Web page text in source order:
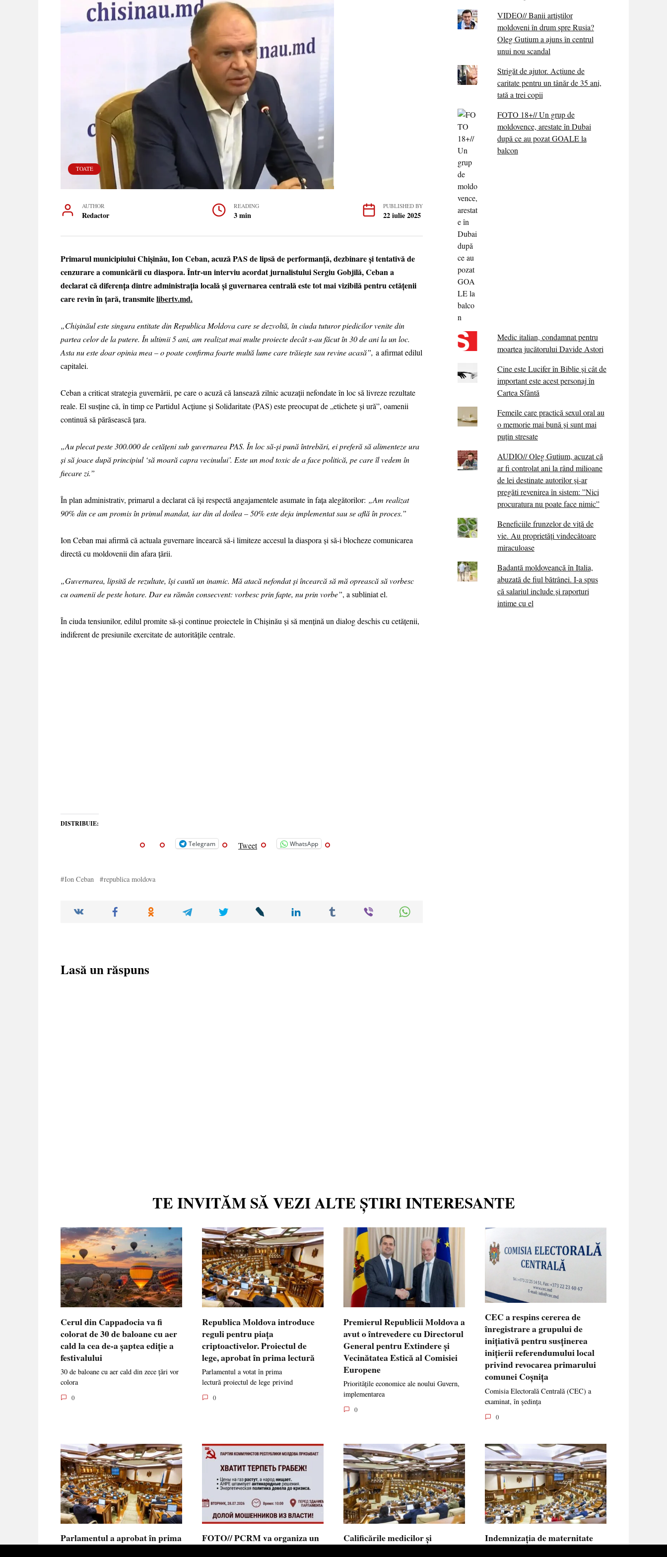
TOATE
AUTHOR
Redactor
READING
3 min
PUBLISHED BY
22 iulie 2025
Primarul municipiului Chișinău, Ion Ceban, acuză PAS de lipsă de performanță, dezbinare și tentativă de
cenzurare a comunicării cu diaspora. Într-un interviu acordat jurnalistului Sergiu Gobjilă, Ceban a
declarat că diferența dintre administrația locală și guvernarea centrală este tot mai vizibilă pentru cetățenii
care revin în țară, transmitelibertv.md.
„Chișinăul este singura entitate din Republica Moldova care se dezvoltă, în ciuda tuturor piedicilor venite din
partea celor de la putere. În ultimii 5 ani, am realizat mai multe proiecte decât s-au făcut în 30 de ani la un loc.
Asta nu este doar opinia mea – o poate confirma foarte multă lume care trăiește sau revine acasă”, a afirmat edilul
capitalei.
Ceban a criticat strategia guvernării, pe care o acuză că lansează zilnic acuzații nefondate în loc să livreze rezultate
reale. El susține că, în timp ce Partidul Acțiune și Solidaritate (PAS) este preocupat de „etichete și ură”, oamenii
continuă să părăsească țara.
„Au plecat peste 300.000 de cetățeni sub guvernarea PAS. În loc să-și pună întrebări, ei preferă să alimenteze ura
și să joace după principiul ‘să moară capra vecinului’. Este un mod toxic de a face politică, pe care îl vedem în
fiecare zi.”
În plan administrativ, primarul a declarat că își respectă angajamentele asumate în fața alegătorilor: „Am realizat
90% din ce am promis în primul mandat, iar din al doilea – 50% este deja implementat sau se află în proces.”
Ion Ceban mai afirmă că actuala guvernare încearcă să-i limiteze accesul la diaspora și să-i blocheze comunicarea
directă cu moldovenii din afara țării.
„Guvernarea, lipsită de rezultate, își caută un inamic. Mă atacă nefondat și încearcă să mă oprească să vorbesc
cu oamenii de peste hotare. Dar eu rămân consecvent: vorbesc prin fapte, nu prin vorbe”, a subliniat el.
În ciuda tensiunilor, edilul promite să-și continue proiectele în Chișinău și să mențină un dialog deschis cu cetățenii,
indiferent de presiunile exercitate de autoritățile centrale.
DISTRIBUIE:
Telegram Tweet WhatsApp
Ion Ceban republica moldova
Lasă un răspuns
VIDEO// Banii artiștilor
moldoveni în drum spre Rusia?
Oleg Gutium a ajuns în centrul
unui nou scandal
Strigăt de ajutor. Acțiune de
caritate pentru un tânăr de 35 ani,
tată a trei copii
FOTO 18+// Un grup de
moldovence, arestate în Dubai
după ce au pozat GOALE la
balcon
Medic italian, condamnat pentru
moartea jucătorului Davide Astori
Cine este Lucifer în Biblie și cât de
important este acest personaj în
Cartea Sfântă
Femeile care practică sexul oral au
o memorie mai bună și sunt mai
puțin stresate
AUDIO// Oleg Gutium, acuzat că
ar fi controlat ani la rând milioane
de lei destinate autorilor și-ar
pregăti revenirea în sistem: ”Nici
procuratura nu poate face nimic”
Beneficiile frunzelor de viță de
vie. Au proprietăţi vindecătoare
miraculoase
Badantă moldoveancă în Italia,
abuzată de fiul bătrânei. I-a spus
că salariul include și raporturi
intime cu el
TE INVITĂM SĂ VEZI ALTE ȘTIRI INTERESANTE
Cerul din Cappadocia va fi
colorat de 30 de baloane cu aer
cald la cea de-a șaptea ediție a
festivalului
30 de baloane cu aer cald din zece țări vor
colora
0
Republica Moldova introduce
reguli pentru piața
criptoactivelor. Proiectul de
lege, aprobat în prima lectură
Parlamentul a votat în prima
lectură proiectul de lege privind
0
Premierul Republicii Moldova a
avut o întrevedere cu Directorul
General pentru Extindere și
Vecinătatea Estică al Comisiei
Europene
Prioritățile economice ale noului Guvern,
implementarea
0
CEC a respins cererea de
înregistrare a grupului de
inițiativă pentru susținerea
inițierii referendumului local
privind revocarea primarului
comunei Coșnița
Comisia Electorală Centrală (CEC) a
examinat, în ședința
0
Parlamentul a aprobat în prima
FOTO// PCRM va organiza un
Calificările medicilor și
Indemnizația de maternitate